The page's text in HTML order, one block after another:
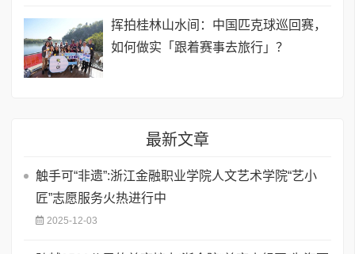
挥拍桂林山水间：中国匹克球巡回赛，
如何做实「跟着赛事去旅行」？
最新文章
触手可“非遗”:浙江金融职业学院人文艺术学院“艺小
匠”志愿服务火热进行中
2025-12-03